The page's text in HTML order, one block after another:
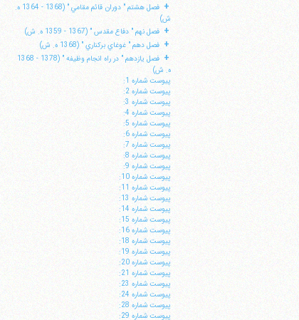
+
فصل هشتم " دوران قائم مقامي " (1368 - 1364 ه.
ش)
+ فصل نهم " دفاع مقدس " (1367 - 1359 ه. ش)
+ فصل دهم " غوغاي بركناري " (1368 ه. ش)
+
فصل يازدهم " در راه انجام وظيفه " (1378 - 1368
ه. ش)
پيوست شماره 1:
پيوست شماره 2:
پيوست شماره 3:
پيوست شماره 4:
پيوست شماره 5:
پيوست شماره 6:
پيوست شماره 7:
پيوست شماره 8:
پيوست شماره 9:
پيوست شماره 10:
پيوست شماره 11:
پيوست شماره 13:
پيوست شماره 14:
پيوست شماره 15:
پيوست شماره 16:
پيوست شماره 18:
پيوست شماره 19:
پيوست شماره 20:
پيوست شماره 21:
پيوست شماره 23:
پيوست شماره 24:
پيوست شماره 28:
پيوست شماره 29: